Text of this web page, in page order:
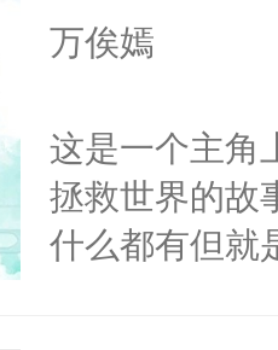
完事了。?每
万俟嫣
这是一个主角
拯救世界的
什么都有但就